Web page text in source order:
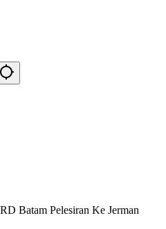
Batam Pelesiran Ke Jerman